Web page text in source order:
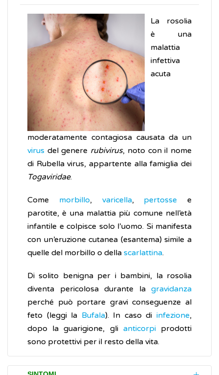
La rosolia
è una
malattia
infettiva
acuta
moderatamente contagiosa causata da un
virus del genere rubivirus, noto con il nome
di Rubella virus, appartente alla famiglia dei
Togaviridae.
Come morbillo, varicella, pertosse e
parotite, è una malattia più comune nell’età
infantile e colpisce solo l’uomo. Si manifesta
con un’eruzione cutanea (esantema) simile a
quelle del morbillo o della scarlattina.
Di solito benigna per i bambini, la rosolia
diventa pericolosa durante la gravidanza
perché può portare gravi conseguenze al
feto (leggi la Bufala). In caso diinfezione,
dopo la guarigione, gli anticorpiprodotti
sono protettivi per il resto della vita.